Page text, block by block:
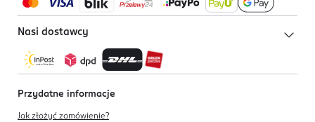
Nasi dostawcy
Przydatne informacje
Jak złożyć zamówienie?